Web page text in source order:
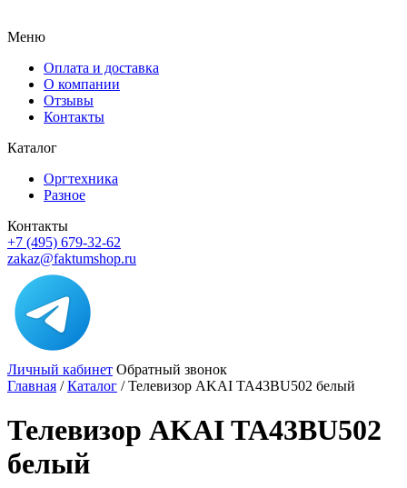
Меню
Оплата и доставка
О компании
Отзывы
Контакты
Каталог
Оргтехника
Разное
Контакты
+7 (495) 679-32-62
zakaz@faktumshop.ru
Личный кабинет Обратный звонок
Главная /Каталог /Телевизор AKAI TA43BU502 белый
Телевизор AKAI TA43BU502
белый